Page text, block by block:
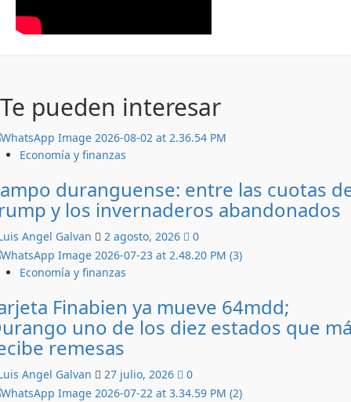
Te pueden interesar
Economía y finanzas
duranguense: entre las cuotas
y los invernaderos abandonados
Angel Galvan 2 agosto, 2026 0
Economía y finanzas
Finabien ya mueve 64mdd;
uno de los diez estados que
remesas
Angel Galvan 27 julio, 2026 0